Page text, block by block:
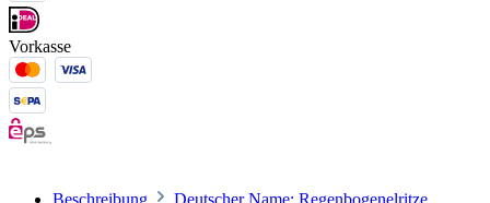
Vorkasse
Beschreibung Deutscher Name: Regenbogenelritze